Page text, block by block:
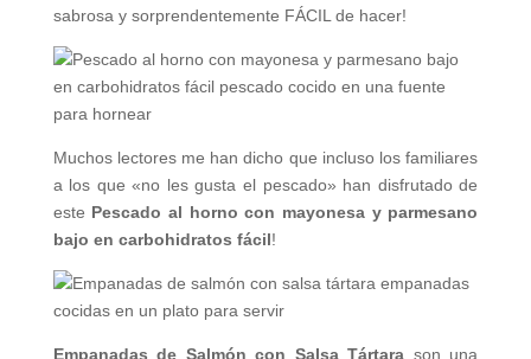
sabrosa y sorprendentemente FÁCIL de hacer!
Muchos lectores me han dicho que incluso los familiares
a los que «no les gusta el pescado» han disfrutado de
este Pescado al horno con mayonesa y parmesano
bajo en carbohidratos fácil!
Empanadas de Salmón con Salsa Tártara son una